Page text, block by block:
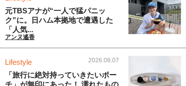
元TBSアナが“一人で猛パニッ
ク”に。日ハム本拠地で遭遇した
「人気...
アンヌ遙香
Lifestyle 2026.08.07
「旅行に絶対持っていきたいポー
チ」が無印にあった！ 濡れたもの